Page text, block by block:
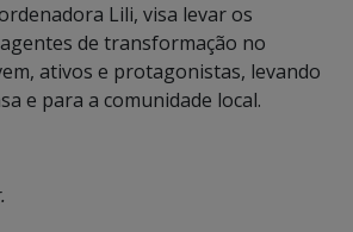
Lili, visa levar os
de transformação no
ativos e protagonistas, levando
e para a comunidade local.